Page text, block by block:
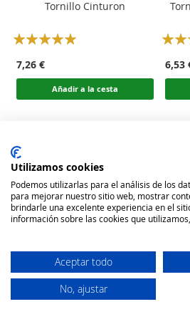
Tornillo Cinturon
Rating:
7,26 €
Añadir a la cesta
6,53
Utilizamos cookies
Podemos utilizarlas para el análisis de los
para mejorar nuestro sitio web, mostrar
brindarle una excelente experiencia en el
información sobre las cookies que
Aceptar todo
No, ajustar